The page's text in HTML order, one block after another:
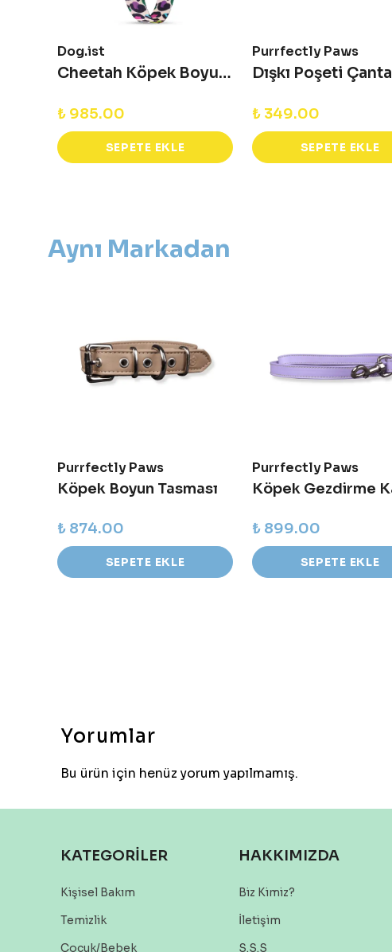
Dog.ist
Cheetah Köpek Boyun Tasması
₺ 985.00
SEPETE EKLE
Purrfectly Paws
Dışkı Poşeti
₺ 349.00
SEPETE EKLE
Aynı Markadan
Purrfectly Paws
Köpek Boyun Tasması
₺ 874.00
SEPETE EKLE
Purrfectly Paws
Köpek Gezdirme
₺ 899.00
SEPETE EKLE
Yorumlar
Bu ürün için henüz yorum yapılmamış.
KATEGORİLER
Kişisel Bakım
Temizlik
Çocuk/Bebek
HAKKIMIZDA
Biz Kimiz?
İletişim
S.S.S